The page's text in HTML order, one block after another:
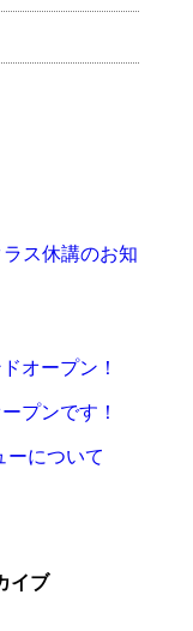
ス休講のお知
オープン！
プンです！
ーについて
イブ